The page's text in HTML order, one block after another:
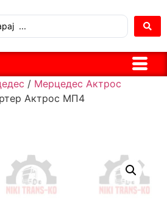
/ Мерцедес Актрос
Актрос МП4